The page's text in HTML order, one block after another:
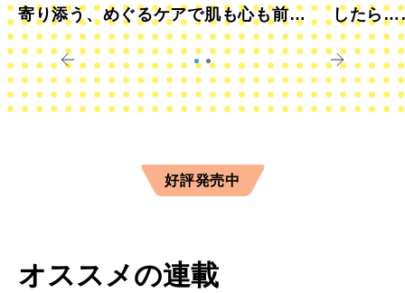
寄り添う、めぐるケアで肌も心も前向
きに
したら
すか？
好評発売中
オススメの連載